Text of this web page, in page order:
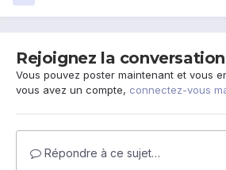
Rejoignez la conversation
Vous pouvez poster maintenant et vous
vous avez un compte, connectez-vous
Répondre à ce sujet…